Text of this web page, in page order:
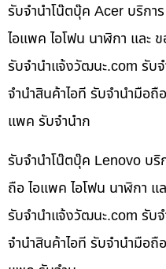
รับจำนำโน๊ตบุ๊ค Acer บริกา
ไอแพค ไอโฟน นาฬิกา และ
รับจํานําแจ้งวัฒนะ.com รับ
จำนำสินค้าไอที รับจำนำมือ
แพค รับจำนำก
รับจำนำโน๊ตบุ๊ค Lenovo บริ
ถือ ไอแพค ไอโฟน นาฬิกา
รับจํานําแจ้งวัฒนะ.com รับ
จำนำสินค้าไอที รับจำนำมือ